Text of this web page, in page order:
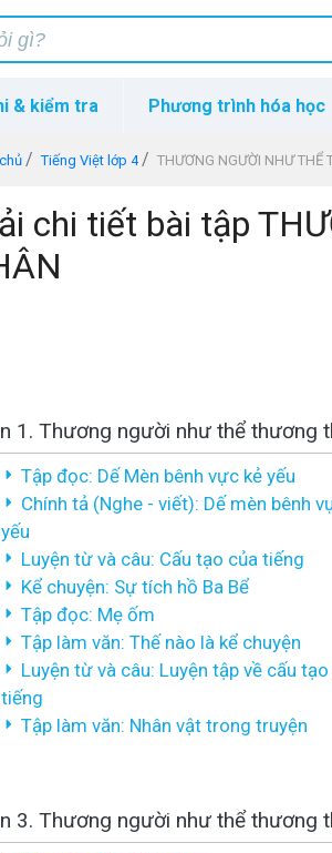
& kiểm tra Phương trình hóa học
Tiếng Việt lớp 4 THƯƠNG NGƯỜI NHƯ THỂ
chi tiết bài tập
1. Thương người như thể thương
Tập đọc: Dế Mèn bênh vực kẻ yếu
Chính tả (Nghe - viết): Dế mèn bênh
yếu
Luyện từ và câu: Cấu tạo của tiếng
Kể chuyện: Sự tích hồ Ba Bể
Tập đọc: Mẹ ốm
Tập làm văn: Thế nào là kể chuyện
Luyện từ và câu: Luyện tập về cấu
tiếng
Tập làm văn: Nhân vật trong truyện
3. Thương người như thể thương